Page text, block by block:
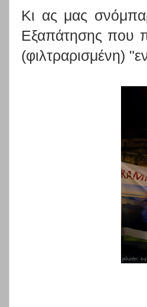
Κι ας μας
Εξαπάτησης που
(φιλτραρισμένη)